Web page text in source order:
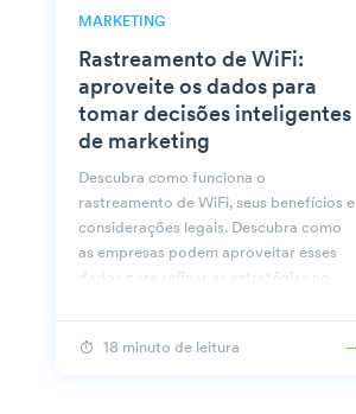
MARKETING
Rastreamento de WiFi:
aproveite os dados para
tomar decisões inteligentes
de marketing
Descubra como funciona o
rastreamento de WiFi, seus benefícios e
considerações legais. Descubra como
as empresas podem aproveitar esses
dados para refinar as estratégias no
18 minuto de leitura